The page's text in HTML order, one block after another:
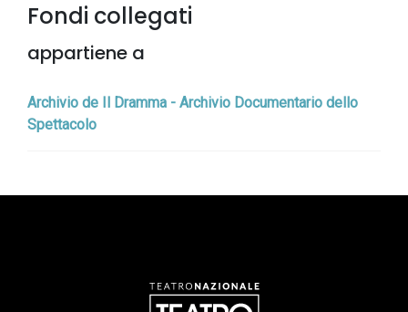
Fondi collegati
appartiene a
Archivio de Il Dramma - Archivio Documentario dello
Spettacolo